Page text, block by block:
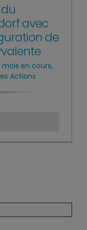
avec
de
en cours,
Actions